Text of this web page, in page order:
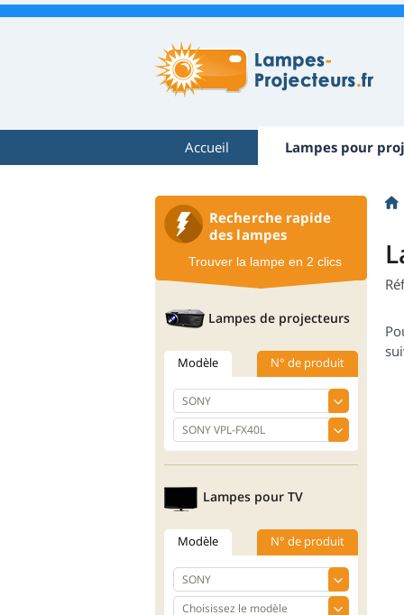
Accueil Lampes pour
Recherche rapide
des lampes
Trouver la lampe en 2 clics
Lampes de projecteurs
Modèle N° de produit
Lampes pour TV
Modèle N° de produit